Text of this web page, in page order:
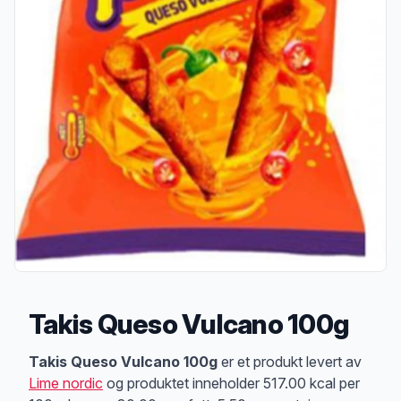
Takis Queso Vulcano 100g
Produktbeskrivelse
Takis Queso Vulcano 100g er et produkt levert av
Lime nordic og produktet inneholder 517.00 kcal per